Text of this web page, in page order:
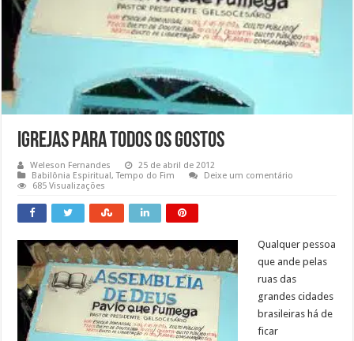
Igrejas Para Todos os Gostos
Weleson Fernandes
25 de abril de 2012
Babilônia Espiritual,Tempo do Fim
Deixe um comentário
685 Visualizações
Qualquer pessoa
que ande pelas
ruas das
grandes cidades
brasileiras há de
ficar